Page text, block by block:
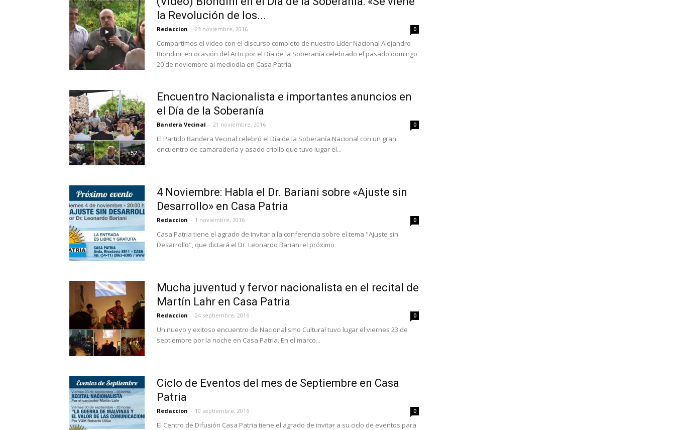
la Revolución de los...
Redaccion - 23 noviembre, 2016 0
Compartimos el video con el discurso completo de nuestro Líder Nacional Alejandro
Biondini, en ocasión del Acto por el Día de la Soberanía celebrado el pasado domingo
20 de noviembre al mediodía en Casa Patria
Encuentro Nacionalista e importantes anuncios en
el Día de la Soberanía
Bandera Vecinal - 21 noviembre, 2016 0
El Partido Bandera Vecinal celebró el Día de la Soberanía Nacional con un gran
encuentro de camaradería y asado criollo que tuvo lugar el...
4 Noviembre: Habla el Dr. Bariani sobre «Ajuste sin
Desarrollo» en Casa Patria
Redaccion - 1 noviembre, 2016 0
Casa Patria tiene el agrado de invitar a la conferencia sobre el tema "Ajuste sin
Desarrollo", que dictará el Dr. Leonardo Bariani el próximo
Mucha juventud y fervor nacionalista en el recital de
Martín Lahr en Casa Patria
Redaccion - 24 septiembre, 2016 0
Un nuevo y exitoso encuentro de Nacionalismo Cultural tuvo lugar el viernes 23 de
septiembre por la noche en Casa Patria. En el marco...
Ciclo de Eventos del mes de Septiembre en Casa
Patria
Redaccion - 10 septiembre, 2016 0
El Centro de Difusión Casa Patria tiene el agrado de invitar a su ciclo de eventos para